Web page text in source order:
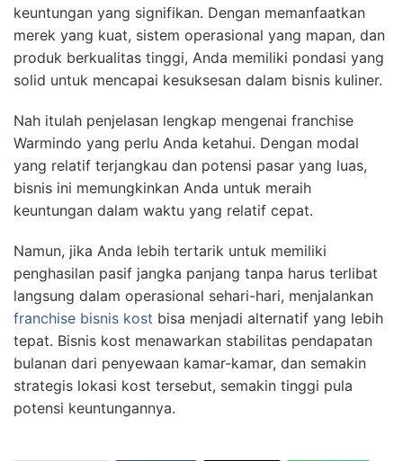
keuntungan yang signifikan. Dengan memanfaatkan
merek yang kuat, sistem operasional yang mapan, dan
produk berkualitas tinggi, Anda memiliki pondasi yang
solid untuk mencapai kesuksesan dalam bisnis kuliner.
Nah itulah penjelasan lengkap mengenai franchise
Warmindo yang perlu Anda ketahui. Dengan modal
yang relatif terjangkau dan potensi pasar yang luas,
bisnis ini memungkinkan Anda untuk meraih
keuntungan dalam waktu yang relatif cepat.
Namun, jika Anda lebih tertarik untuk memiliki
penghasilan pasif jangka panjang tanpa harus terlibat
langsung dalam operasional sehari-hari, menjalankan
franchise bisnis kost bisa menjadi alternatif yang lebih
tepat. Bisnis kost menawarkan stabilitas pendapatan
bulanan dari penyewaan kamar-kamar, dan semakin
strategis lokasi kost tersebut, semakin tinggi pula
potensi keuntungannya.